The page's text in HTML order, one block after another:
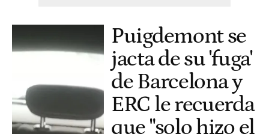
Puigdemont se
jacta de su 'fuga'
de Barcelona y
ERC le recuerda
que "solo hizo el